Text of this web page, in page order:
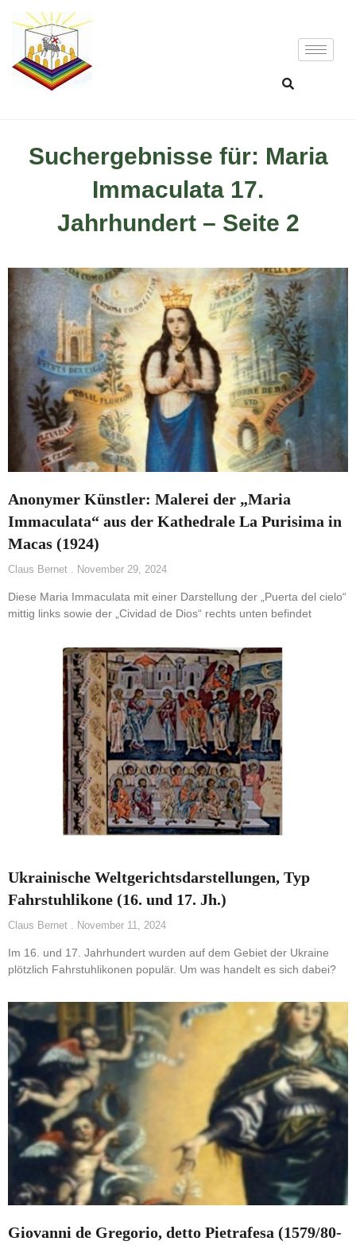
Suchergebnisse für: Maria
Immaculata 17.
Jahrhundert – Seite 2
Anonymer Künstler: Malerei der „Maria
Immaculata“ aus der Kathedrale La Purisima in
Macas (1924)
Claus Bernet November 29, 2024
Diese Maria Immaculata mit einer Darstellung der „Puerta del cielo“
mittig links sowie der „Cividad de Dios“ rechts unten befindet
Ukrainische Weltgerichtsdarstellungen, Typ
Fahrstuhlikone (16. und 17. Jh.)
Claus Bernet November 11, 2024
Im 16. und 17. Jahrhundert wurden auf dem Gebiet der Ukraine
plötzlich Fahrstuhlikonen populär. Um was handelt es sich dabei?
Giovanni de Gregorio, detto Pietrafesa (1579/80-